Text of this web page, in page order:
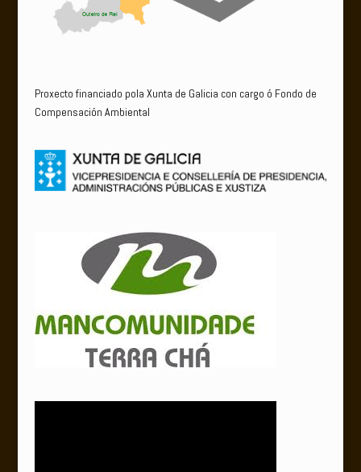
Proxecto financiado pola Xunta de Galicia con cargo ó Fondo de
Compensación Ambiental